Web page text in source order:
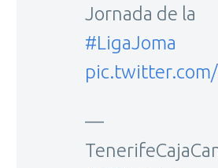
Jornada de la
#LigaJoma
—